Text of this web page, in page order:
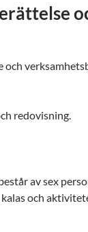
och
redovisning.
av sex
och